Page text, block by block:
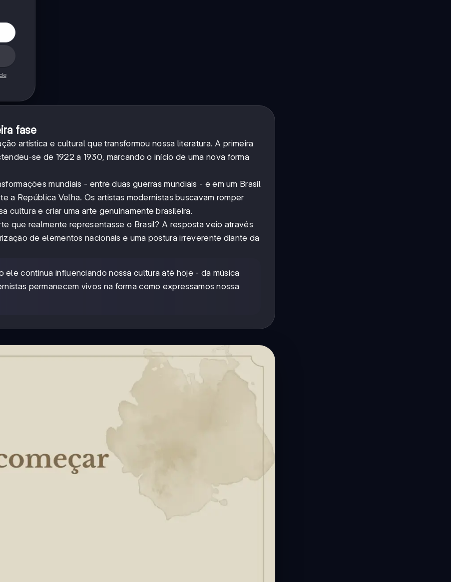
fase
artística e cultural que transformou nossa literatura. A primeira
se de 1922 a 1930, marcando o início de uma nova forma
mundiais - entre duas guerras mundiais - e em um Brasil
a República Velha. Os artistas modernistas buscavam romper
cultura e criar uma arte genuinamente brasileira.
que realmente representasse o Brasil? A resposta veio através
de elementos nacionais e uma postura irreverente diante da
continua influenciando nossa cultura até hoje - da música
permanecem vivos na forma como expressamos nossa